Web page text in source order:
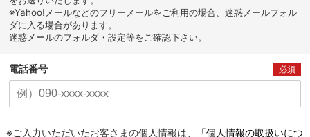
※Yahoo!メールなどのフリーメールをご利用の場合、迷惑メールフォル
ダに入る場合があります。
迷惑メールのフォルダ・設定等をご確認下さい。
電話番号 必須
※ご入力いただいたお客さまの個人情報は、
「個人情報の取扱いにつ